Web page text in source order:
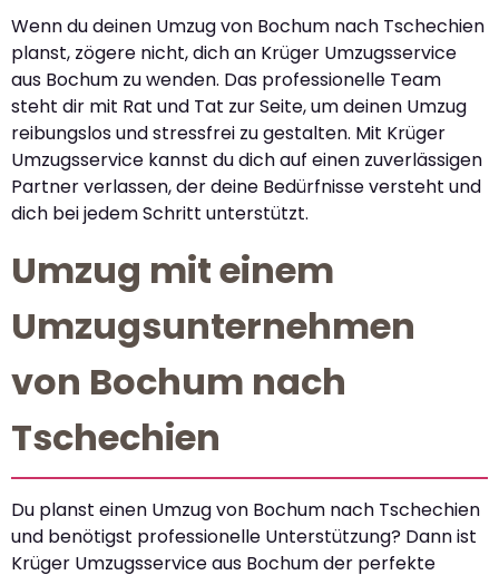
Wenn du deinen Umzug von Bochum nach Tschechien
planst, zögere nicht, dich an Krüger Umzugsservice
aus Bochum zu wenden. Das professionelle Team
steht dir mit Rat und Tat zur Seite, um deinen Umzug
reibungslos und stressfrei zu gestalten. Mit Krüger
Umzugsservice kannst du dich auf einen zuverlässigen
Partner verlassen, der deine Bedürfnisse versteht und
dich bei jedem Schritt unterstützt.
Umzug mit einem
Umzugsunternehmen
von Bochum nach
Tschechien
Du planst einen Umzug von Bochum nach Tschechien
und benötigst professionelle Unterstützung? Dann ist
Krüger Umzugsservice aus Bochum der perfekte